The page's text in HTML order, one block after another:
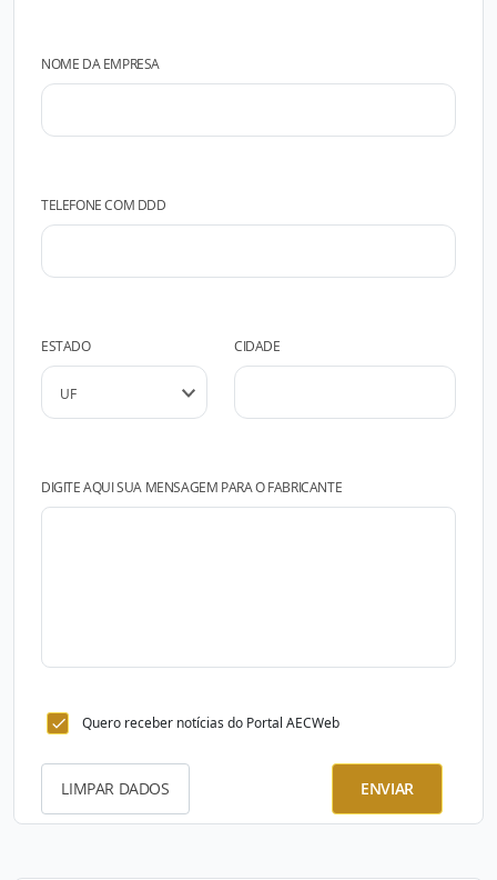
NOME DA EMPRESA
TELEFONE COM DDD
ESTADO CIDADE
DIGITE AQUI SUA MENSAGEM PARA O FABRICANTE
Quero receber notícias do Portal AECWeb
LIMPAR DADOS ENVIAR